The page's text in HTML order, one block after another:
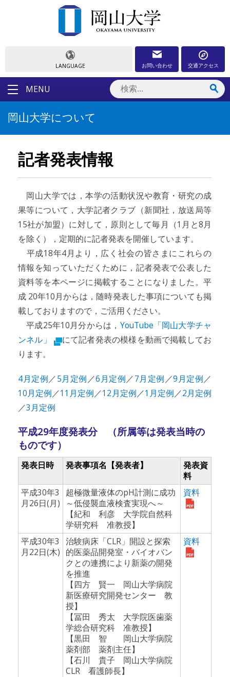
LANGUAGE お問い合わせ 交通アクセス
MENU
岡山大学について
記者発表情報
岡山大学では，本学の活動状況や教育・研究の成
果等について，大学記者クラブ（新聞社，放送局等
15社が加盟）に対して，原則として毎月（1月と8月
を除く），定期的に記者発表を開催しています。
平成18年4月より，広く社会の皆さまにこれらの
情報を知っていただくために，記者発表で公表した
資料等を本ページに掲載することになりました。平
成 20年10月からは，随時発表した事項についても掲
載しておりますので，ご活用ください。
平成25年10月分からは， YouTube「岡山大学チャ
ンネル」
にて記者発表の模様を動画で掲載してお
ります。
4月定例／5月定例 ／6月定例／7月定例 ／9月定例／
10月定例／11月定例／12月定例／1月定例／2月定例
／3月定例
平成29年度発表分 （所属等は発表当時の
ものです）
発表日時 発表事項名【発表者】
発表資
料
平成30年3
月26日(月)
超極微量液体のpH計測に成功
～低侵襲血液検査実現へ～
【紀和 利彦 大学院自然科
学研究科 准教授】
資料
平成30年3
月22日(木)
治験病床「CLR」開設と探索
的医薬品開発室・バイオバン
クとの連携により新薬の開発
を推進
【四方 賢一 岡山大学病院
新医療研究開発センター 教
授】
【冨田 秀太 大学院医歯薬
学総合研究科 准教授】
【黒田 智 岡山大学病院
薬剤部 薬剤主任】
【石川 貴子 岡山大学病院
CLR 看護師長】
資料